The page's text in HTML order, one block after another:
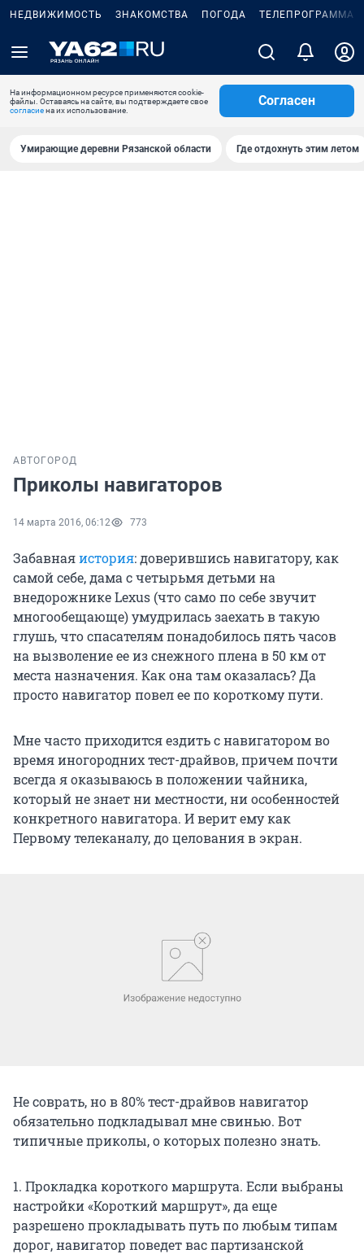
НЕДВИЖИМОСТЬ ЗНАКОМСТВА ПОГОДА ТЕЛЕПРОГРАММА
На информационном ресурсе применяются cookie-
файлы. Оставаясь на сайте, вы подтверждаете свое
согласиена их использование.
Согласен
Умирающие деревни Рязанской области Где отдохнуть этим летом
АВТО ГОРОД
Приколы навигаторов
14 марта 2016, 06:12 773
Забавнаяистория: доверившись навигатору, как
самой себе, дама с четырьмя детьми на
внедорожнике Lexus (что само по себе звучит
многообещающе) умудрилась заехать в такую
глушь, что спасателям понадобилось пять часов
на вызволение ее из снежного плена в 50 км от
места назначения. Как она там оказалась? Да
просто навигатор повел ее по короткому пути.
Мне часто приходится ездить с навигатором во
время иногородних тест-драйвов, причем почти
всегда я оказываюсь в положении чайника,
который не знает ни местности, ни особенностей
конкретного навигатора. И верит ему как
Первому телеканалу, до целования в экран.
Не соврать, но в 80% тест-драйвов навигатор
обязательно подкладывал мне свинью. Вот
типичные приколы, о которых полезно знать.
1. Прокладка короткого маршрута. Если выбраны
настройки «Короткий маршрут», да еще
разрешено прокладывать путь по любым типам
дорог, навигатор поведет вас партизанской